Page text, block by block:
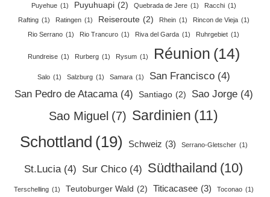
Puyehue (1) Puyuhuapi (2) Quebrada de Jere (1) Racchi (1)
Rafting (1) Ratingen (1) Reiseroute (2) Rhein (1) Rincon de Vieja (1)
Rio Serrano (1) Rio Trancuro (1) Riva del Garda (1) Ruhrgebiet (1)
Rundreise (1) Rurberg (1) Rysum (1) Réunion (14)
Salo (1) Salzburg (1) Samara (1) San Francisco (4)
San Pedro de Atacama (4) Santiago (2) Sao Jorge (4)
Sao Miguel (7) Sardinien (11)
Schottland (19) Schweiz (3) Serrano-Gletscher (1)
St.Lucia (4) Sur Chico (4) Südthailand (10)
Terschelling (1) Teutoburger Wald (2) Titicacasee (3) Toconao (1)